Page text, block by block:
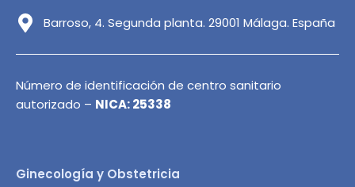
Barroso, 4. Segunda planta. 29001 Málaga. España
Número de identificación de centro sanitario
autorizado – NICA: 25338
Ginecología y Obstetricia